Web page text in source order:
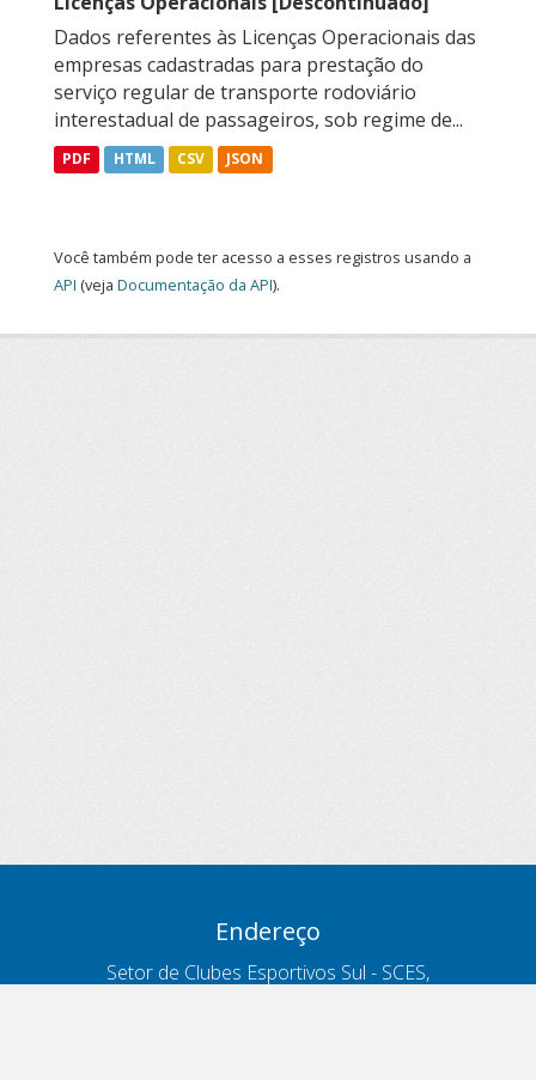
Dados referentes às Licenças Operacionais das
empresas cadastradas para prestação do
serviço regular de transporte rodoviário
interestadual de passageiros, sob regime de...
PDF HTML CSV JSON
Você também pode ter acesso a esses registros usando a
API (veja Documentação da API).
Endereço
Setor de Clubes Esportivos Sul - SCES,